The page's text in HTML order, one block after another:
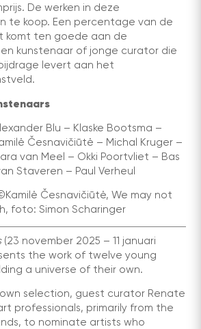
De werken in deze
te koop. Een percentage van de
komt ten goede aan de
kunstenaar of jonge curator die
levert aan het
Blu – Klaske Bootsma –
Česnavičiūtė – Michal Kruger –
van Meel – Okki Poortvliet – Bas
Staveren – Paul Verheul
Česnavičiūtė, We may not
foto: Simon Scharinger
(23 november 2025 – 11 januari
the work of twelve young
a universe of their own.
selection, guest curator Renate
professionals, primarily from the
to nominate artists who